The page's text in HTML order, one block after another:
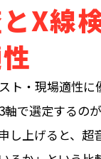
X線
ト・現場適性
で選定するの
し上げると、